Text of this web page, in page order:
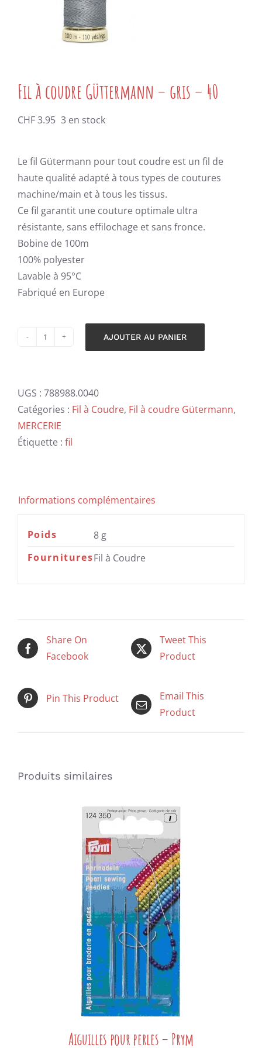
Fil à coudre Güttermann – gris – 40
CHF3.95 3 en stock
Le fil Gütermann pour tout coudre est un fil de
haute qualité adapté à tous types de coutures
machine/main et à tous les tissus.
Ce fil garantit une couture optimale ultra
résistante, sans effilochage et sans fronce.
Bobine de 100m
100% polyester
Lavable à 95°C
Fabriqué en Europe
à
coudre
Güttermann
-
AJOUTER AU PANIER
UGS : 788988.0040
Catégories : Fil à Coudre, Fil à coudre Gütermann,
MERCERIE
Étiquette : fil
Informations complémentaires
Poids
8 g
FournituresFil à Coudre
Share On
Facebook
Tweet This
Product
Pin This Product
Email This
Product
Produits similaires
Aiguilles pour perles – Prym